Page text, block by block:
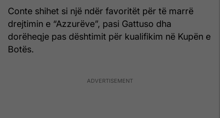
Conte shihet si një ndër favoritët për të marrë
drejtimin e “Azzurëve”, pasi Gattuso dha
dorëheqje pas dështimit për kualifikim në Kupën e
Botës.